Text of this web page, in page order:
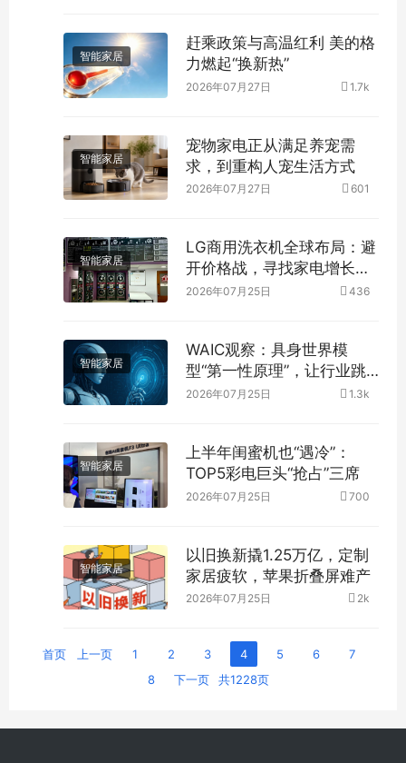
智能家居
赶乘政策与高温红利 美的格
力燃起“换新热”
2026年07月27日 1.7k
智能家居
宠物家电正从满足养宠需
求，到重构人宠生活方式
2026年07月27日 601
智能家居
LG商用洗衣机全球布局：避
开价格战，寻找家电增长新
路径
2026年07月25日 436
智能家居
WAIC观察：具身世界模
型“第一性原理”，让行业跳
出逼真度内卷？
2026年07月25日 1.3k
智能家居
上半年闺蜜机也“遇冷”：
TOP5彩电巨头“抢占”三席
2026年07月25日 700
智能家居
以旧换新撬1.25万亿，定制
家居疲软，苹果折叠屏难产
2026年07月25日 2k
首页 上一页 1 2 3 4 5 6
7
8
下一页 共1228页